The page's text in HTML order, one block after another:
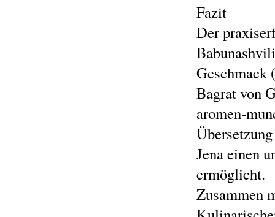
Fazit
Der
Geschmack
Bagrat von
aromen-
Jena einen
ermöglicht.
Zusammen